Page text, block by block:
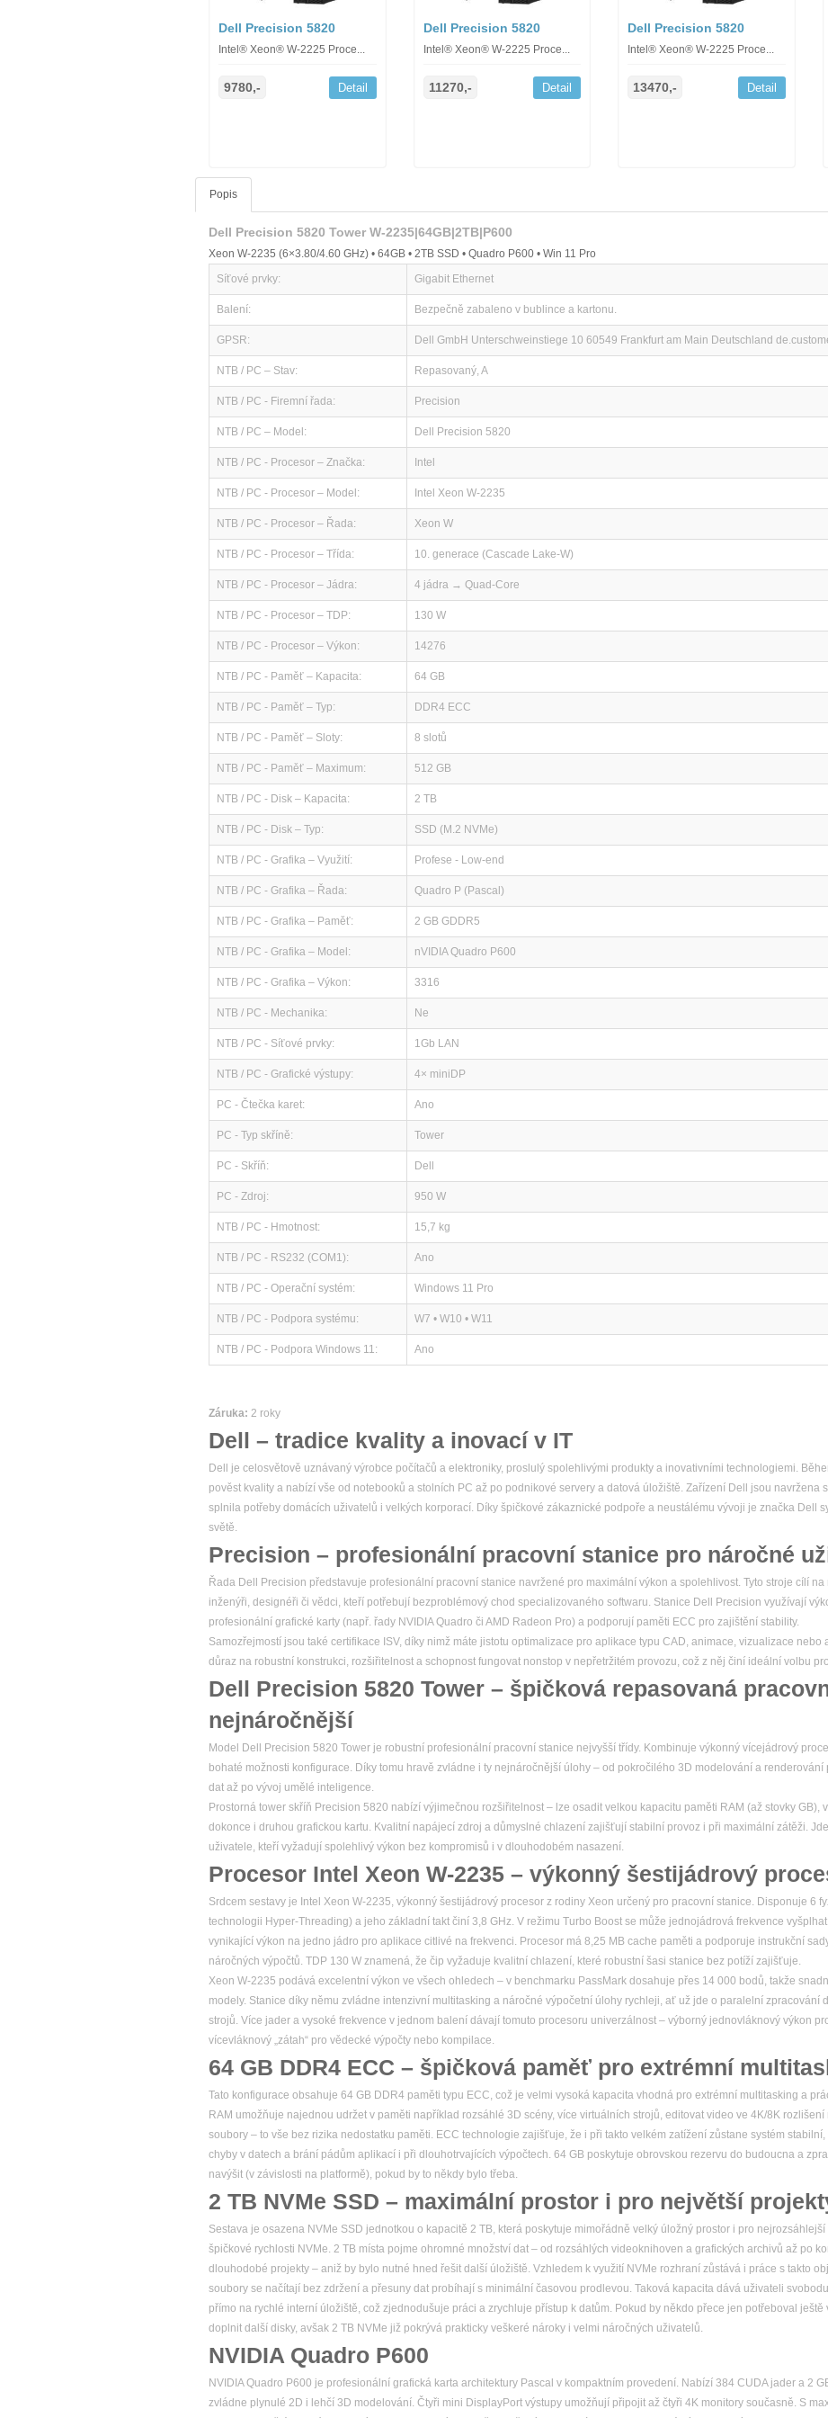
Dell Precision 5820
Intel® Xeon® W-2225 Proce...
9780,- Detail
Dell Precision 5820
Intel® Xeon® W-2225 Proce...
11270,- Detail
Dell Precision 5820
Intel® Xeon® W-2225 Proce...
13470,- Detail
Popis
Dell Precision 5820 Tower W-2235|64GB|2TB|P600
Xeon W-2235 (6×3.80/4.60 GHz) • 64GB • 2TB SSD • Quadro P600 • Win 11 Pro
Síťové prvky:
Gigabit Ethernet
Balení: Bezpečně zabaleno v bublince a kartonu.
GPSR: Dell GmbH Unterschweinstiege 10 60549 Frankfurt am Main Deutschland
NTB / PC – Stav: Repasovaný, A
NTB / PC - Firemní řada: Precision
NTB / PC – Model: Dell Precision 5820
NTB / PC - Procesor – Značka: Intel
NTB / PC - Procesor – Model: Intel Xeon W-2235
NTB / PC - Procesor – Řada: Xeon W
NTB / PC - Procesor – Třída: 10. generace (Cascade Lake-W)
NTB / PC - Procesor – Jádra: 4 jádra → Quad-Core
NTB / PC - Procesor – TDP: 130 W
NTB / PC - Procesor – Výkon: 14276
NTB / PC - Paměť – Kapacita: 64 GB
NTB / PC - Paměť – Typ: DDR4 ECC
NTB / PC - Paměť – Sloty: 8 slotů
NTB / PC - Paměť – Maximum: 512 GB
NTB / PC - Disk – Kapacita: 2 TB
NTB / PC - Disk – Typ: SSD (M.2 NVMe)
NTB / PC - Grafika – Využití: Profese - Low-end
NTB / PC - Grafika – Řada: Quadro P (Pascal)
NTB / PC - Grafika – Paměť: 2 GB GDDR5
NTB / PC - Grafika – Model: nVIDIA Quadro P600
NTB / PC - Grafika – Výkon: 3316
NTB / PC - Mechanika: Ne
NTB / PC - Síťové prvky: 1Gb LAN
NTB / PC - Grafické výstupy: 4× miniDP
PC - Čtečka karet: Ano
PC - Typ skříně: Tower
PC - Skříň: Dell
PC - Zdroj: 950 W
NTB / PC - Hmotnost: 15,7 kg
NTB / PC - RS232 (COM1): Ano
NTB / PC - Operační systém: Windows 11 Pro
NTB / PC - Podpora systému: W7 • W10 • W11
NTB / PC - Podpora Windows 11: Ano
Záruka: 2 roky
Dell – tradice kvality a inovací v IT
Dell je celosvětově uznávaný výrobce počítačů a elektroniky, proslulý spolehlivými produkty a inovativními technologiemi.
pověst kvality a nabízí vše od notebooků a stolních PC až po podnikové servery a datová úložiště. Zařízení Dell jsou navržena
splnila potřeby domácích uživatelů i velkých korporací. Díky špičkové zákaznické podpoře a neustálému vývoji je značka Dell
světě.
Precision – profesionální pracovní stanice pro náročné
Řada Dell Precision představuje profesionální pracovní stanice navržené pro maximální výkon a spolehlivost. Tyto stroje cílí
inženýři, designéři či vědci, kteří potřebují bezproblémový chod specializovaného softwaru. Stanice Dell Precision využívají
profesionální grafické karty (např. řady NVIDIA Quadro či AMD Radeon Pro) a podporují paměti ECC pro zajištění stability.
Samozřejmostí jsou také certifikace ISV, díky nimž máte jistotu optimalizace pro aplikace typu CAD, animace, vizualizace nebo
důraz na robustní konstrukci, rozšiřitelnost a schopnost fungovat nonstop v nepřetržitém provozu, což z něj činí ideální volbu
Dell Precision 5820 Tower – špičková repasovaná
nejnáročnější
Model Dell Precision 5820 Tower je robustní profesionální pracovní stanice nejvyšší třídy. Kombinuje výkonný vícejádrový
bohaté možnosti konfigurace. Díky tomu hravě zvládne i ty nejnáročnější úlohy – od pokročilého 3D modelování a
dat až po vývoj umělé inteligence.
Prostorná tower skříň Precision 5820 nabízí výjimečnou rozšiřitelnost – lze osadit velkou kapacitu paměti RAM (až stovky GB),
dokonce i druhou grafickou kartu. Kvalitní napájecí zdroj a důmyslné chlazení zajišťují stabilní provoz i při maximální zátěži.
uživatele, kteří vyžadují spolehlivý výkon bez kompromisů i v dlouhodobém nasazení.
Procesor Intel Xeon W-2235 – výkonný šestijádrový
Srdcem sestavy je Intel Xeon W-2235, výkonný šestijádrový procesor z rodiny Xeon určený pro pracovní stanice. Disponuje 6
technologii Hyper-Threading) a jeho základní takt činí 3,8 GHz. V režimu Turbo Boost se může jednojádrová frekvence
vynikající výkon na jedno jádro pro aplikace citlivé na frekvenci. Procesor má 8,25 MB cache paměti a podporuje instrukční
náročných výpočtů. TDP 130 W znamená, že čip vyžaduje kvalitní chlazení, které robustní šasi stanice bez potíží zajišťuje.
Xeon W-2235 podává excelentní výkon ve všech ohledech – v benchmarku PassMark dosahuje přes 14 000 bodů, takže
modely. Stanice díky němu zvládne intenzivní multitasking a náročné výpočetní úlohy rychleji, ať už jde o paralelní zpracování
strojů. Více jader a vysoké frekvence v jednom balení dávají tomuto procesoru univerzálnost – výborný jednovláknový výkon
vícevláknový „zátah“ pro vědecké výpočty nebo kompilace.
64 GB DDR4 ECC – špičková paměť pro extrémní
Tato konfigurace obsahuje 64 GB DDR4 paměti typu ECC, což je velmi vysoká kapacita vhodná pro extrémní multitasking a
RAM umožňuje najednou udržet v paměti například rozsáhlé 3D scény, více virtuálních strojů, editovat video ve 4K/8K
soubory – to vše bez rizika nedostatku paměti. ECC technologie zajišťuje, že i při takto velkém zatížení zůstane systém
chyby v datech a brání pádům aplikací i při dlouhotrvajících výpočtech. 64 GB poskytuje obrovskou rezervu do budoucna a
navýšit (v závislosti na platformě), pokud by to někdy bylo třeba.
2 TB NVMe SSD – maximální prostor i pro největší
Sestava je osazena NVMe SSD jednotkou o kapacitě 2 TB, která poskytuje mimořádně velký úložný prostor i pro
špičkové rychlosti NVMe. 2 TB místa pojme ohromné množství dat – od rozsáhlých videoknihoven a grafických archivů až po
dlouhodobé projekty – aniž by bylo nutné hned řešit další úložiště. Vzhledem k využití NVMe rozhraní zůstává i práce s takto
soubory se načítají bez zdržení a přesuny dat probíhají s minimální časovou prodlevou. Taková kapacita dává uživateli
přímo na rychlé interní úložiště, což zjednodušuje práci a zrychluje přístup k datům. Pokud by někdo přece jen potřeboval ještě
doplnit další disky, avšak 2 TB NVMe již pokrývá prakticky veškeré nároky i velmi náročných uživatelů.
NVIDIA Quadro P600
NVIDIA Quadro P600 je profesionální grafická karta architektury Pascal v kompaktním provedení. Nabízí 384 CUDA jader a 2
zvládne plynulé 2D i lehčí 3D modelování. Čtyři mini DisplayPort výstupy umožňují připojit až čtyři 4K monitory současně. S